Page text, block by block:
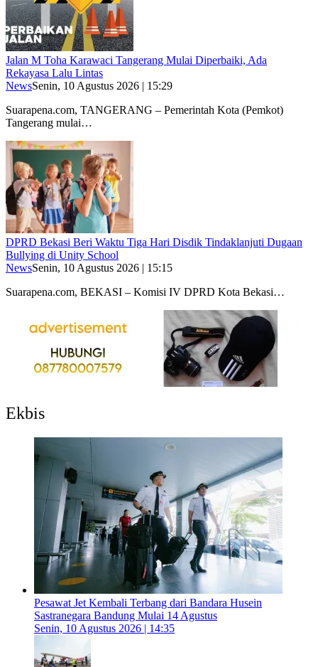
Jalan M Toha Karawaci Tangerang Mulai Diperbaiki, Ada
Rekayasa Lalu Lintas
NewsSenin, 10 Agustus 2026 | 15:29
Suarapena.com, TANGERANG – Pemerintah Kota (Pemkot)
Tangerang mulai…
DPRD Bekasi Beri Waktu Tiga Hari Disdik Tindaklanjuti Dugaan
Bullying di Unity School
NewsSenin, 10 Agustus 2026 | 15:15
Suarapena.com, BEKASI – Komisi IV DPRD Kota Bekasi…
Ekbis
Pesawat Jet Kembali Terbang dari Bandara Husein
Sastranegara Bandung Mulai 14 Agustus
Senin, 10 Agustus 2026 | 14:35